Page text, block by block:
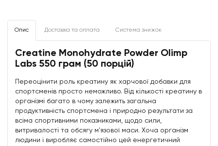
Опис Доставка та оплата Система знижок
Creatine Monohydrate Powder Olimp
Labs 550 грам (50 порцій)
Переоцінити роль креатину як харчової добавки для
спортсменів просто неможливо. Від кількості креатину в
організмі багато в чому залежить загальна
продуктивність спортсмена і природно результати за
всіма спортивними показниками, щодо сили,
витривалості та обсягу м'язової маси. Хоча організм
людини і виробляє самостійно цей енергетичний